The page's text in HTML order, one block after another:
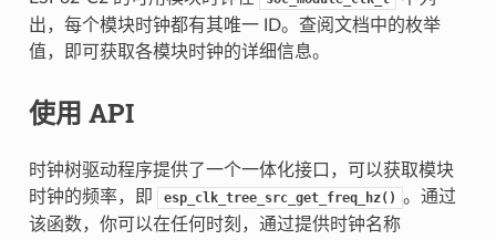
出，每个模块时钟都有其唯一 ID。查阅文档中的枚举
值，即可获取各模块时钟的详细信息。
使用 API
时钟树驱动程序提供了一个一体化接口，可以获取模块
时钟的频率，即
esp_clk_tree_src_get_freq_hz() 。通过
该函数，你可以在任何时刻，通过提供时钟名称